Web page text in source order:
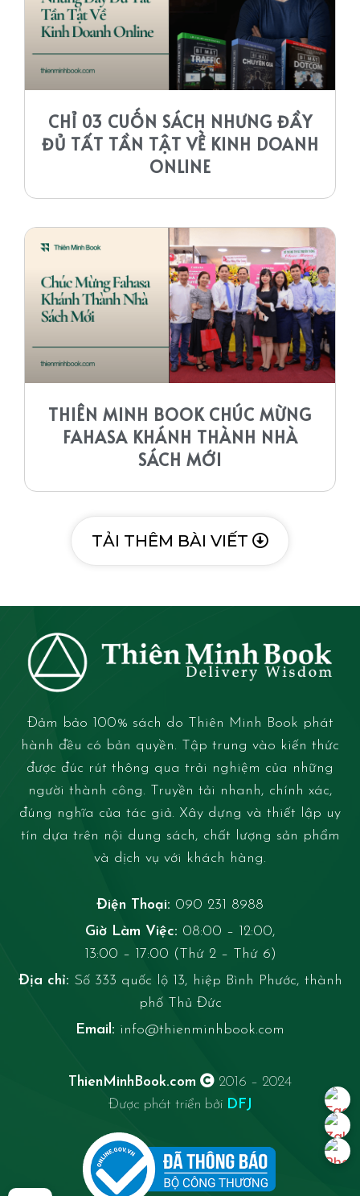
CHỈ 03 CUỐN SÁCH NHƯNG ĐẦY
ĐỦ TẤT TẦN TẬT VỀ KINH DOANH
ONLINE
THIÊN MINH BOOK CHÚC MỪNG
FAHASA KHÁNH THÀNH NHÀ
SÁCH MỚI
TẢI THÊM BÀI VIẾT
Đảm bảo 100% sách do Thiên Minh Book phát
hành đều có bản quyền. Tập trung vào kiến thức
được đúc rút thông qua trải nghiệm của những
người thành công. Truyền tải nhanh, chính xác,
đúng nghĩa của tác giả. Xây dựng và thiết lập uy
tín dựa trên nội dung sách, chất lượng sản phẩm
và dịch vụ với khách hàng.
Điện Thoại: 090 231 8988
Giờ Làm Việc: 08:00 – 12:00,
13:00 – 17:00 (Thứ 2 – Thứ 6)
Địa chỉ: Số 333 quốc lộ 13, hiệp Bình Phước, thành
phố Thủ Đức
Email: info@thienminhbook.com
ThienMinhBook.com
2016 – 2024
Được phát triển bởi DFJ